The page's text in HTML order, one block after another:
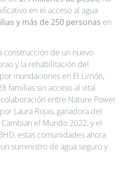
en el acceso al agua
y más de 250 personas en
construcción de un nuevo
y la rehabilitación del
inundaciones en El Limón,
familias sin acceso al vital
entre Nature Power
Laura Rojas, ganadora del
el Mundo 2022, y el
estas comunidades ahora
suministro de agua seguro y